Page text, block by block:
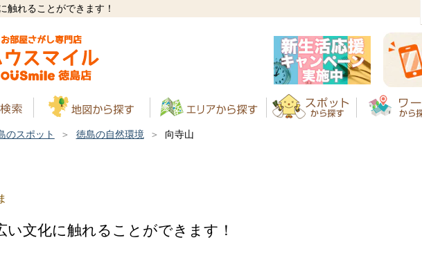
触れることができます！
のスポット 徳島の自然環境 向寺山
い文化に触れることができます！